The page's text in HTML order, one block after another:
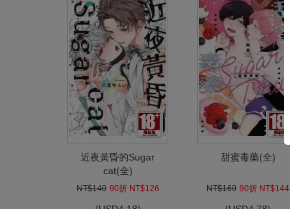
近夜黃昏的Sugar
cat(全)
NT$140 90折 NT$126
甜蜜毒藥(全)
NT$160 90折 NT$144